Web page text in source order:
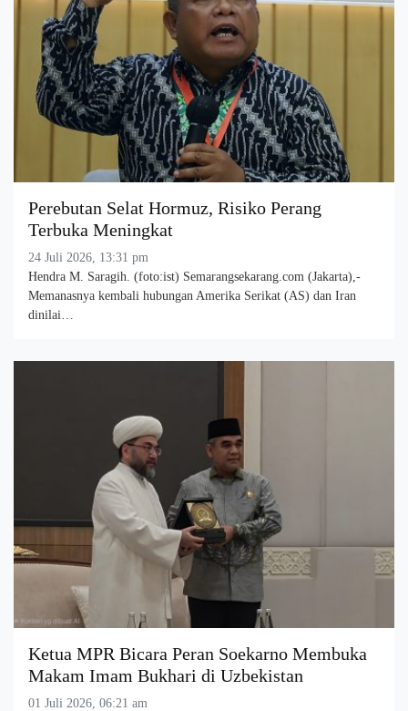
Perebutan Selat Hormuz, Risiko Perang
Terbuka Meningkat
24 Juli 2026, 13:31 pm
Hendra M. Saragih. (foto:ist) Semarangsekarang.com (Jakarta),-
Memanasnya kembali hubungan Amerika Serikat (AS) dan Iran
dinilai…
Ketua MPR Bicara Peran Soekarno Membuka
Makam Imam Bukhari di Uzbekistan
01 Juli 2026, 06:21 am